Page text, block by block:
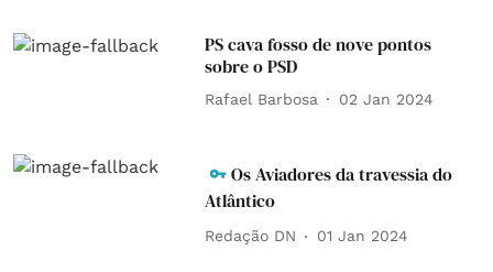
PS cava fosso de nove pontos
sobre o PSD
Rafael Barbosa 02 Jan 2024
Os Aviadores da travessia do
Atlântico
Redação DN 01 Jan 2024